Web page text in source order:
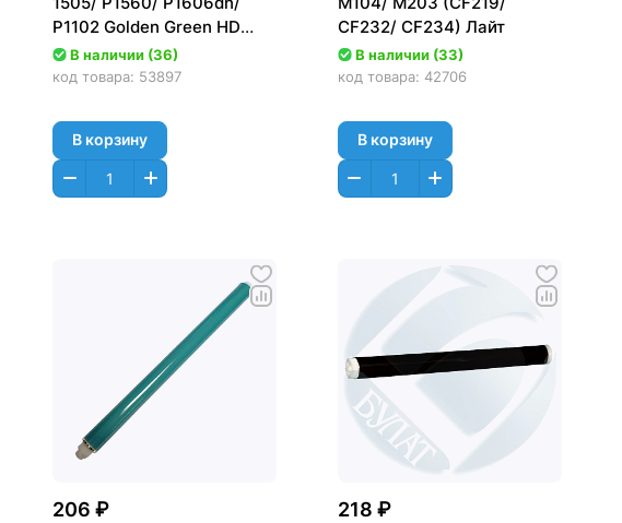
P1102 Golden Green HD
(горячий)
В наличии (36)
код товара: 53897
В корзину
CF232/ CF234) Лайт
В наличии (33)
код товара: 42706
В корзину
206 ₽ 218 ₽